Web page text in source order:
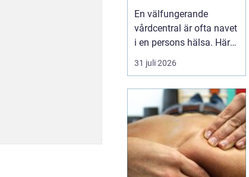
livet
En välfungerande
vårdcentral är ofta navet
i en persons hälsa. Här
får människor hjälp med
allt från förkylningar och
sjukdomar, psykisk
ohälsa och
rehabilitering. I en
växande kommun som
Svedala blir valet av
vårdcentral extr...
31 juli 2026